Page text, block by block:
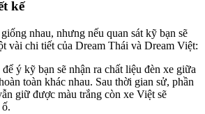
kế
nhau, nhưng nếu quan sát kỹ bạn sẽ
vài chi tiết của Dream Thái và Dream Việt:
ý kỹ bạn sẽ nhận ra chất liệu đèn xe giữa
toàn khác nhau. Sau thời gian sử, phần
giữ được màu trắng còn xe Việt sẽ